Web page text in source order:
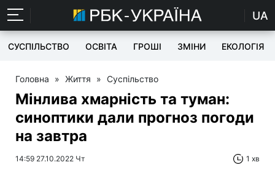
UA
СУСПІЛЬСТВО ОСВІТА ГРОШІ ЗМІНИ ЕКОЛОГІЯ
Головна » Життя » Суспільство
Мінлива хмарність та туман:
синоптики дали прогноз погоди
на завтра
14:59 27.10.2022 Чт 1 хв